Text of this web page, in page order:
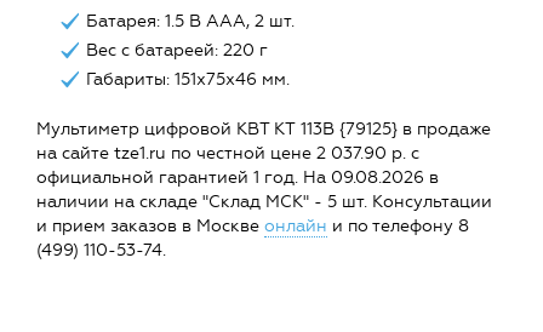
Батарея: 1.5 В ААА, 2 шт.
Вес с батареей: 220 г
Габариты: 151х75х46 мм.
Мультиметр цифровой КВТ KT 113B {79125} в продаже
на сайте tze1.ru по честной цене 2 037.90 р. с
официальной гарантией 1 год. На 09.08.2026 в
наличии на складе "Склад МСК" - 5 шт. Консультации
и прием заказов в Москве онлайн и по телефону 8
(499) 110-53-74.